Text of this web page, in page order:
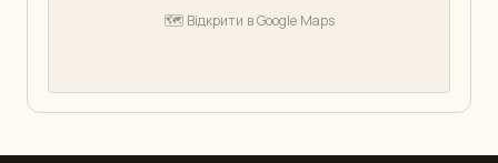
🗺️ Відкрити в Google Maps